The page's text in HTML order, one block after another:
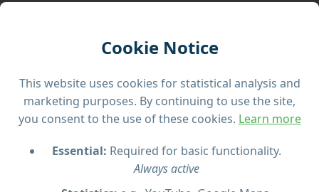
Cookie Notice
This website uses cookies for statistical analysis and
marketing purposes. By continuing to use the site,
you consent to the use of these cookies. Learn more
Essential: Required for basic functionality.
Always active
Grotto
Oplev Maltas livlige søndagsmarked